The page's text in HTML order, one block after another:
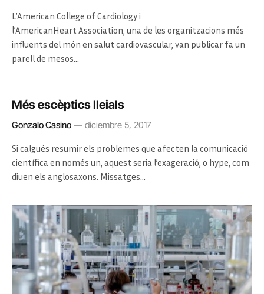
L’American College of Cardiology i
l’AmericanHeart Association, una de les organitzacions més
influents del món en salut cardiovascular, van publicar fa un
parell de mesos…
Més escèptics lleials
Gonzalo Casino diciembre 5, 2017
Si calgués resumir els problemes que afecten la comunicació
científica en només un, aquest seria l’exageració, o hype, com
diuen els anglosaxons. Missatges…